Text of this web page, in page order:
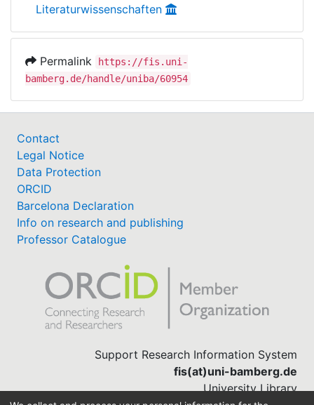
Literaturwissenschaften
Permalink
https://fis.uni-
bamberg.de/handle/uniba/60954
Contact
Legal Notice
Data Protection
ORCID
Barcelona Declaration
Info on research and publishing
Professor Catalogue
Support Research Information System
fis(at)uni-bamberg.de
University Library